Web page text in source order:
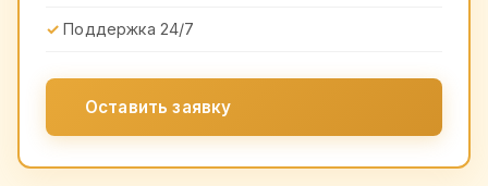
Поддержка 24/7
Оставить заявку